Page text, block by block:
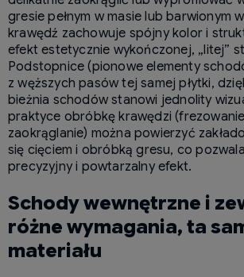
gresie pełnym w masie lub barwionym
krawędź zachowuje spójny kolor i
efekt estetycznie wykończonej, „litej”
Podstopnice (pionowe elementy
z węższych pasów tej samej płytki,
bieżnia schodów stanowi jednolity
praktyce obróbkę krawędzi
zaokrąglanie) można powierzyć
się cięciem i obróbką gresu, co
precyzyjny i powtarzalny efekt.
Schody wewnętrzne i
różne wymagania, ta
materiału